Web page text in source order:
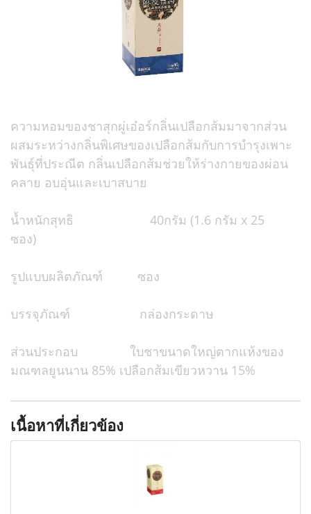
ความหอมของชาสุกผู่เอ๋อร์กลิ่นเปลือกส้มมาจากส่วน
ผสมระหว่างกลิ่นพิเศษของเปลือกส้มกับการบำรุงเพาะ
พันธุ์ที่ประณีต กลิ่นเปลือกส้มช่วยให้ร่างกายของผ่อน
คลาย อบอุ่นและเบาสบาย
น้ำหนักสุทธิ 40กรัม (1.6 กรัม x 25
ซอง)
รูปแบบผลิตภัณฑ์ ซอง
บรรจุภัณฑ์ กล่องกระดาษ
ส่วนประกอบ ใบชาขนาดใหญ่ตากแห้งของ
มณฑลยูนนาน 85% เปลือกส้มเขียวหวาน 15%
เนื้อหาที่เกี่ยวข้อง